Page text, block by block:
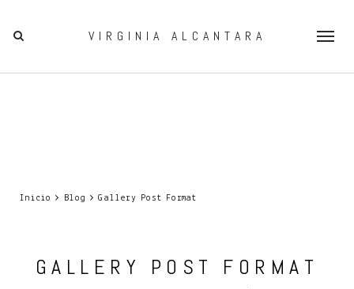
VIRGINIA ALCANTARA
Inicio Blog Gallery Post Format
GALLERY POST FORMAT